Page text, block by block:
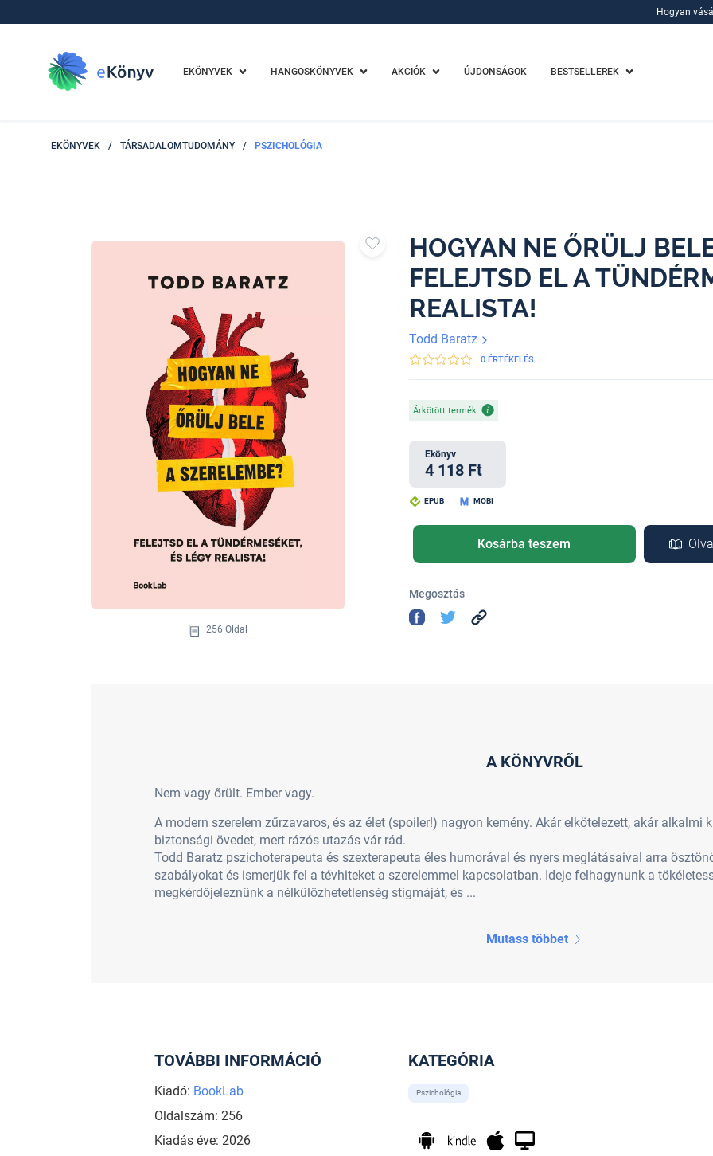
Hogyan
EKÖNYVEK HANGOSKÖNYVEK AKCIÓK ÚJDONSÁGOK BESTSELLEREK
EKÖNYVEK / TÁRSADALOMTUDOMÁNY / PSZICHOLÓGIA
256 Oldal
HOGYAN NE ŐRÜLJ
FELEJTSD EL A
REALISTA!
Todd Baratz
0 ÉRTÉKELÉS
Árkötött termék
Ekönyv
4 118 Ft
EPUB MOBI
Kosárba teszem
Megosztás
A KÖNYVRŐL
Nem vagy őrült. Ember vagy.
A modern szerelem zűrzavaros, és az élet (spoiler!) nagyon kemény. Akár elkötelezett, akár alkalmi
biztonsági övedet, mert rázós utazás vár rád.
Todd Baratz pszichoterapeuta és szexterapeuta éles humorával és nyers meglátásaival arra
szabályokat és ismerjük fel a tévhiteket a szerelemmel kapcsolatban. Ideje felhagynunk a
megkérdőjeleznünk a nélkülözhetetlenség stigmáját, és ...
Mutass többet
TOVÁBBI INFORMÁCIÓ
Kiadó: BookLab
Oldalszám: 256
Kiadás éve: 2026
KATEGÓRIA
Pszichológia